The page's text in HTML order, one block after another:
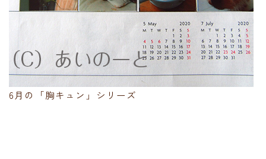
6月の「胸キュン」シリーズ